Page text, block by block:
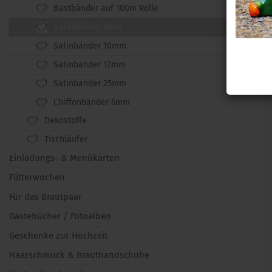
Bastbänder auf 100m Rolle
Satinbänder 10mm
Satinbänder 12mm
Satinbänder 25mm
Chiffonbänder 6mm
Dekostoffe
Tischläufer
Einladungs- & Menükarten
Flitterwochen
Für das Brautpaar
Gästebücher / Fotoalben
Geschenke zur Hochzeit
Haarschmuck & Brauthandschuhe